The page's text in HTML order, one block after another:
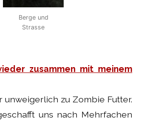
Berge und
Strasse
zusammen mit meinem
unweigerlich zu Zombie Futter.
uns nach Mehrfachen